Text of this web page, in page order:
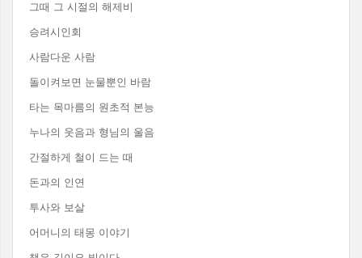
그때 그 시절의 해제비
승려시인회
사람다운 사람
돌이켜보면 눈물뿐인 바람
타는 목마름의 원초적 본능
누나의 웃음과 형님의 울음
간절하게 철이 드는 때
돈과의 인연
투사와 보살
어머니의 태몽 이야기